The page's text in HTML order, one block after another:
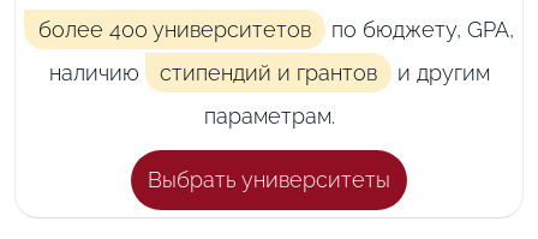
более 400 университетов
по бюджету, GPA,
наличию
стипендий и грантов и другим
параметрам.
Выбрать университеты